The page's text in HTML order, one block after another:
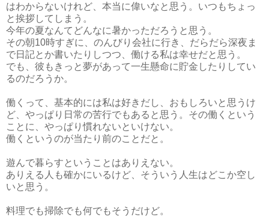
はわからないけれど、本当に偉いなと思う。いつもちょっ
と挨拶してしまう。
今年の夏なんてどんなに暑かっただろうと思う。
その朝10時すぎに、のんびり会社に行き、だらだら深夜ま
で日記とか書いたりしつつ、働ける私は幸せだと思う。
でも、彼もきっと夢があって一生懸命に貯金したりしてい
るのだろうか。
働くって、基本的には私は好きだし、おもしろいと思うけ
ど、やっぱり日常の苦行でもあると思う。その働くという
ことに、やっぱり慣れないといけない。
働くというのが当たり前のことだと。
遊んで暮らすということはありえない。
ありえる人も確かにいるけど、そういう人生はどこか空し
いと思う。
料理でも掃除でも何でもそうだけど。